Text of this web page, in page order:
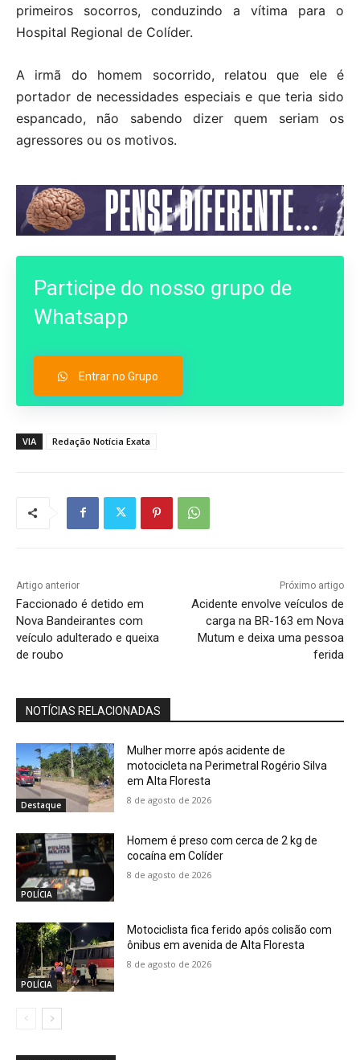
primeiros socorros, conduzindo a vítima para o
Hospital Regional de Colíder.
A irmã do homem socorrido, relatou que ele é
portador de necessidades especiais e que teria sido
espancado, não sabendo dizer quem seriam os
agressores ou os motivos.
Participe do nosso grupo de
Whatsapp
Entrar no Grupo
VIA Redação Notícia Exata
Artigo anterior
Faccionado é detido em
Nova Bandeirantes com
veículo adulterado e queixa
de roubo
Próximo artigo
Acidente envolve veículos de
carga na BR-163 em Nova
Mutum e deixa uma pessoa
ferida
NOTÍCIAS RELACIONADAS
Destaque
Mulher morre após acidente de
motocicleta na Perimetral Rogério Silva
em Alta Floresta
8 de agosto de 2026
POLÍCIA
Homem é preso com cerca de 2 kg de
cocaína em Colíder
8 de agosto de 2026
POLÍCIA
Motociclista fica ferido após colisão com
ônibus em avenida de Alta Floresta
8 de agosto de 2026